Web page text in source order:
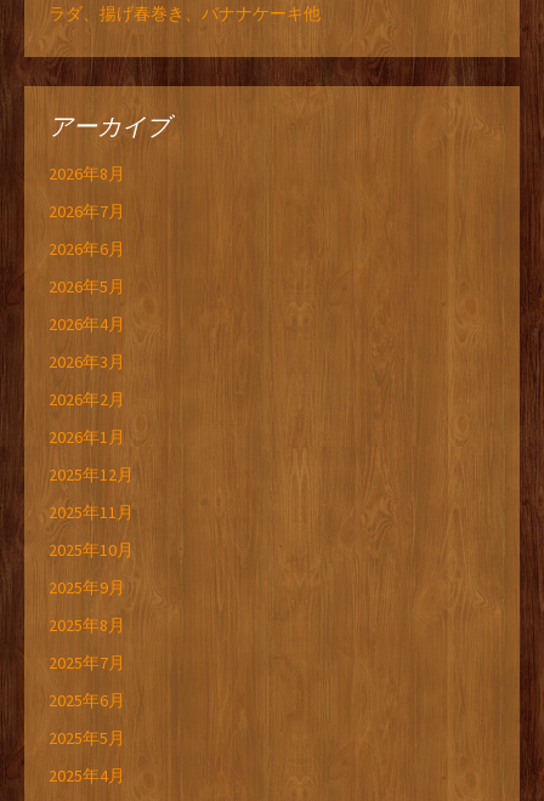
ラダ、揚げ春巻き、バナナケーキ他
アーカイブ
2026年8月
2026年7月
2026年6月
2026年5月
2026年4月
2026年3月
2026年2月
2026年1月
2025年12月
2025年11月
2025年10月
2025年9月
2025年8月
2025年7月
2025年6月
2025年5月
2025年4月